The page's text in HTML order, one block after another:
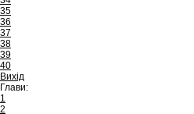
35
36
37
38
39
40
Вихід
Глави:
1
2